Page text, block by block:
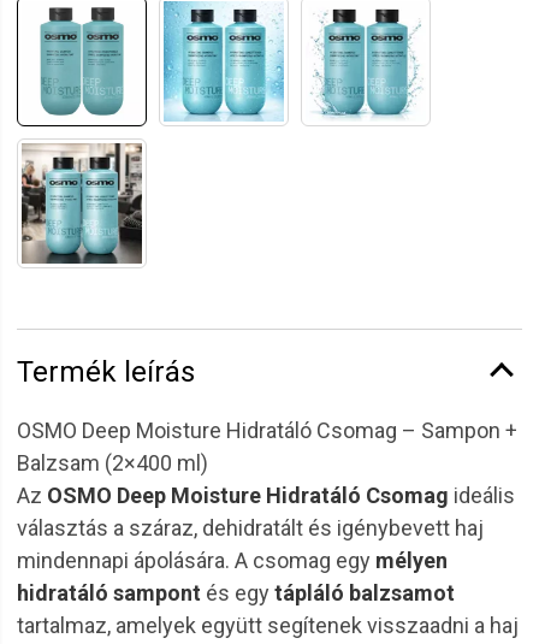
Termék leírás
OSMO Deep Moisture Hidratáló Csomag – Sampon +
Balzsam (2×400 ml)
Az OSMO Deep Moisture Hidratáló Csomag ideális
választás a száraz, dehidratált és igénybevett haj
mindennapi ápolására. A csomag egy mélyen
hidratáló sampont és egytápláló balzsamot
tartalmaz, amelyek együtt segítenek visszaadni a haj